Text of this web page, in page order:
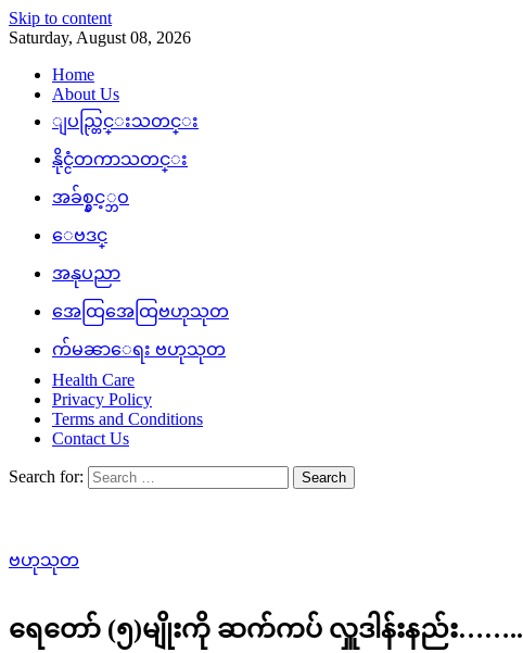
Skip to content
Saturday, August 08, 2026
Home
About Us
ျပည္တြင္းသတင္း
နိုင္ငံတကာသတင္း
အခ်စ္နွင့္ဘဝ
ေဗဒင္
အနုပညာ
အေထြအေထြဗဟုသုတ
က်မၼာေရး ဗဟုသုတ
Health Care
Privacy Policy
Terms and Conditions
Contact Us
Search for:
ဗဟုသုတ
ရေတော် (၅)မျိုးကို ဆက်ကပ် လှူဒါန်းနည်း……..